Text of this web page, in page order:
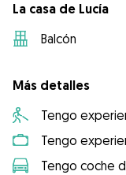
La casa de Lucía
Balcón
Más detalles
Tengo
Tengo
Tengo coche